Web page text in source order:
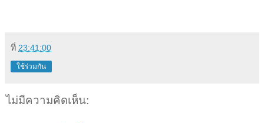
ที่ 23:41:00
ใช้ร่วมกัน
ไม่มีความคิดเห็น: